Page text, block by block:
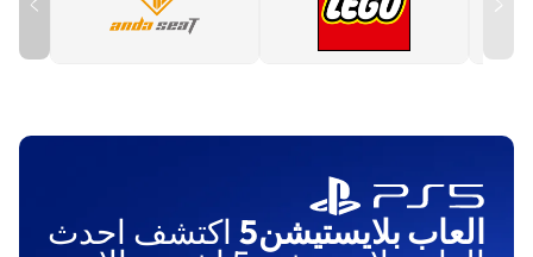
العاب بلايستيشن5 اكتشف احدث